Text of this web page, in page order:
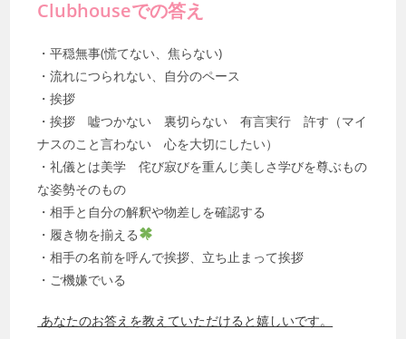
Clubhouseでの答え
・平穏無事(慌てない、焦らない)
・流れにつられない、自分のペース
・挨拶
・挨拶 嘘つかない 裏切らない 有言実行 許す（マイ
ナスのこと言わない 心を大切にしたい）
・礼儀とは美学 侘び寂びを重んじ美しさ学びを尊ぶもの
な姿勢そのもの
・相手と自分の解釈や物差しを確認する
・履き物を揃える
・相手の名前を呼んで挨拶、立ち止まって挨拶
・ご機嫌でいる
あなたのお答えを教えていただけると嬉しいです。